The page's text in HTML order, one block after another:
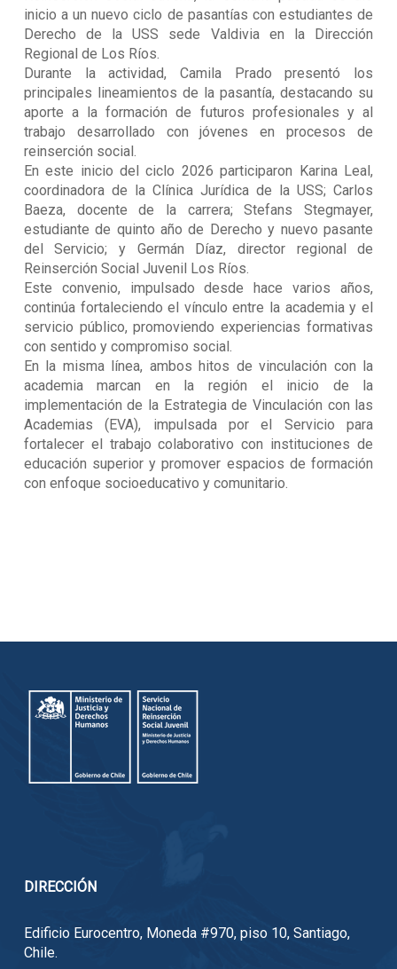
inicio a un nuevo ciclo de pasantías con estudiantes de
Derecho de la USS sede Valdivia en la Dirección
Regional de Los Ríos.
Durante la actividad, Camila Prado presentó los
principales lineamientos de la pasantía, destacando su
aporte a la formación de futuros profesionales y al
trabajo desarrollado con jóvenes en procesos de
reinserción social.
En este inicio del ciclo 2026 participaron Karina Leal,
coordinadora de la Clínica Jurídica de la USS; Carlos
Baeza, docente de la carrera; Stefans Stegmayer,
estudiante de quinto año de Derecho y nuevo pasante
del Servicio; y Germán Díaz, director regional de
Reinserción Social Juvenil Los Ríos.
Este convenio, impulsado desde hace varios años,
continúa fortaleciendo el vínculo entre la academia y el
servicio público, promoviendo experiencias formativas
con sentido y compromiso social.
En la misma línea, ambos hitos de vinculación con la
academia marcan en la región el inicio de la
implementación de la Estrategia de Vinculación con las
Academias (EVA), impulsada por el Servicio para
fortalecer el trabajo colaborativo con instituciones de
educación superior y promover espacios de formación
con enfoque socioeducativo y comunitario.
DIRECCIÓN
Edificio Eurocentro, Moneda #970, piso 10, Santiago,
Chile.